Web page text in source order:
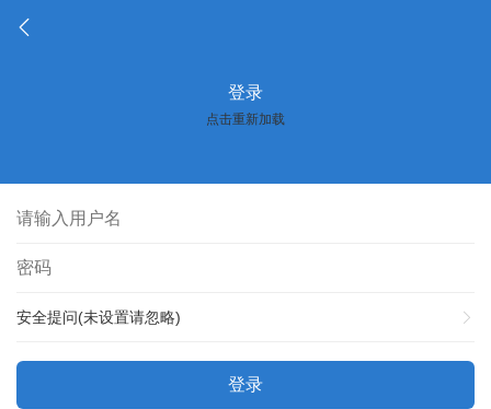
登录
点击重新加载
安全提问(未设置请忽略)
登录